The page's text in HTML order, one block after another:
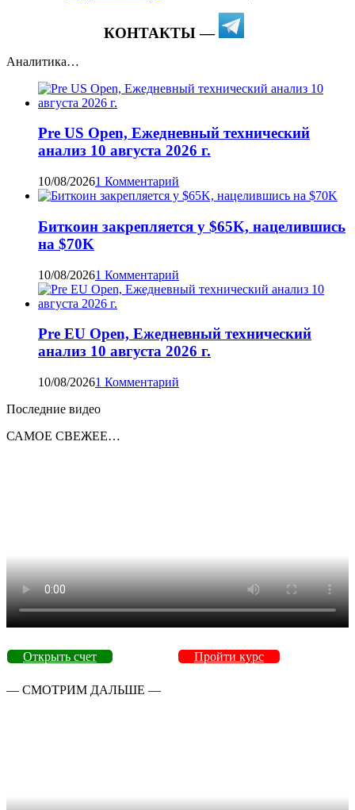
КОНТАКТЫ —
Аналитика…
Pre US Open, Ежедневный технический
анализ 10 августа 2026 г.
10/08/20261 Комментарий
Биткоин закрепляется у $65K, нацелившись
на $70K
10/08/20261 Комментарий
Pre EU Open, Ежедневный технический
анализ 10 августа 2026 г.
10/08/20261 Комментарий
Последние видео
САМОЕ СВЕЖЕЕ…
Открыть счет Пройти курс
— СМОТРИМ ДАЛЬШЕ —